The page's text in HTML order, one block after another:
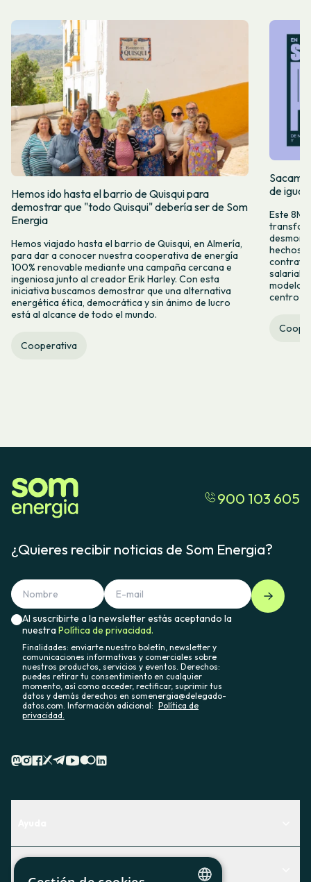
Hemos ido hasta el barrio de Quisqui para
demostrar que "todo Quisqui" debería ser de Som
Energia
Hemos viajado hasta el barrio de Quisqui, en Almería,
para dar a conocer nuestra cooperativa de energía
100% renovable mediante una campaña cercana e
ingeniosa junto al creador Erik Harley. Con esta
iniciativa buscamos demostrar que una alternativa
energética ética, democrática y sin ánimo de lucro
está al alcance de todo el mundo.
Cooperativa
de
Este 8M,
hechos y
salarial y
modelo
centro
900 103 605
¿Quieres recibir noticias de Som Energia?
Al suscribirte a la newsletter estás aceptando la
nuestraPolítica de privacidad.
Finalidades: enviarte nuestro boletín, newsletter y
comunicaciones informativas y comerciales sobre
nuestros productos, servicios y eventos. Derechos:
puedes retirar tu consentimiento en cualquier
momento, así como acceder, rectificar, suprimir tus
datos y demás derechos en somenergia@delegado-
datos.com. Información adicional: Política de
privacidad.
Descubre qué servicio te encaja mejor